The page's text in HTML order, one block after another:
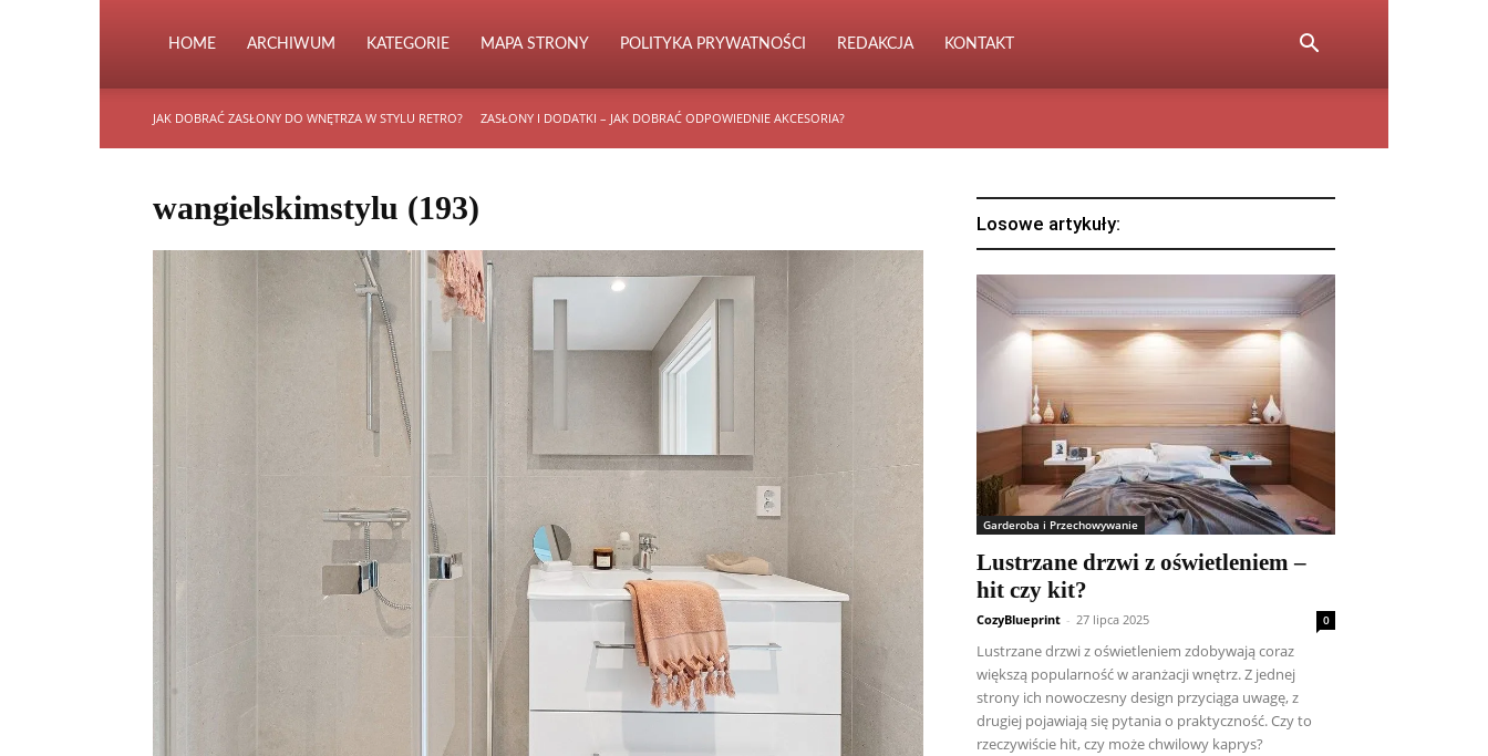
HOME ARCHIWUM KATEGORIE MAPA STRONY POLITYKA PRYWATNOŚCI REDAKCJA KONTAKT
JAK DOBRAĆ ZASŁONY DO WNĘTRZA W STYLU RETRO? ZASŁONY I DODATKI – JAK DOBRAĆ ODPOWIEDNIE AKCESORIA?
wangielskimstylu (193) Losowe artykuły:
Garderoba i Przechowywanie
Lustrzane drzwi z oświetleniem –
hit czy kit?
CozyBlueprint - 27 lipca 2025 0
Lustrzane drzwi z oświetleniem zdobywają coraz
większą popularność w aranżacji wnętrz. Z jednej
strony ich nowoczesny design przyciąga uwagę, z
drugiej pojawiają się pytania o praktyczność. Czy to
rzeczywiście hit, czy może chwilowy kaprys?